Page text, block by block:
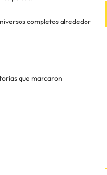
completos alrededor
que marcaron